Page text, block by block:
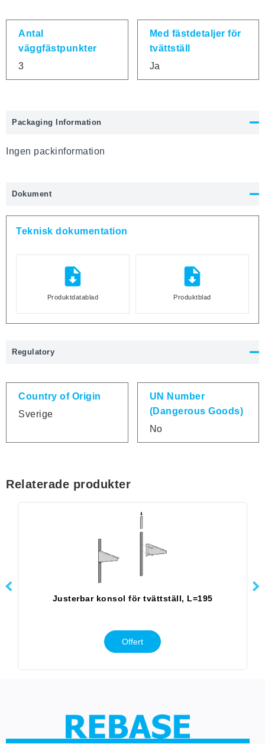
Antal
väggfästpunkter
3
Med fästdetaljer för
tvättställ
Ja
Packaging Information
Ingen packinformation
Dokument
Teknisk dokumentation
Produktdatablad Produktblad
Regulatory
Country of Origin
Sverige
UN Number
(Dangerous Goods)
No
Relaterade produkter
Justerbar konsol för tvättställ, L=195
Offert